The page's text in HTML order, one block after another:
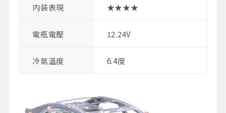
内装表現 ★★★★
電瓶電壓 12.24V
冷氣溫度 6.4度